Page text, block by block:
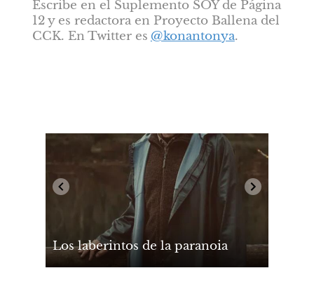
Escribe en el Suplemento SOY de Página
12 y es redactora en Proyecto Ballena del
CCK. En Twitter es @konantonya.
Los laberintos de la paranoia